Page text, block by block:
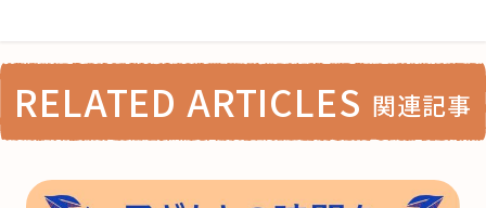
RELATED ARTICLES 関連記事